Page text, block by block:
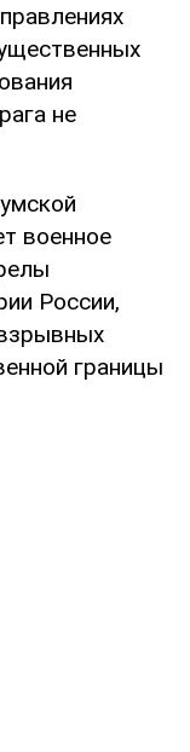
не
военное
России,
границы